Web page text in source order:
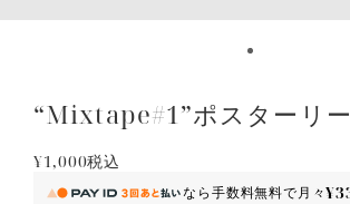
“Mixtape#1”ポスターリ
¥1,000税込
なら手数料無料で月々